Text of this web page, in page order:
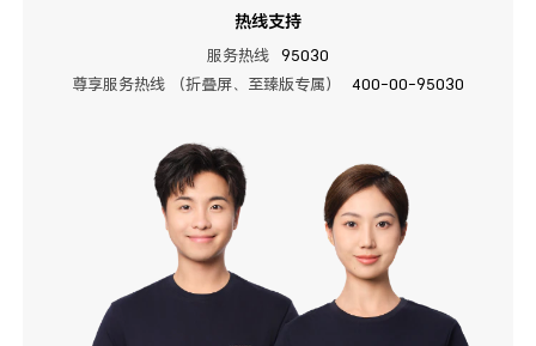
热线支持
服务热线
95030
尊享服务热线 （折叠屏、至臻版专属）
400-00-95030